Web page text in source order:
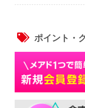
ポイント・